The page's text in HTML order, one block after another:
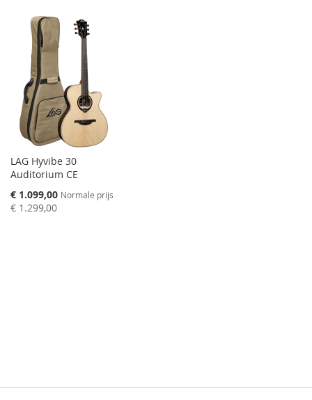
LAG Hyvibe 30
Auditorium CE
Speciale
prijs
€ 1.099,00 Normale prijs
€ 1.299,00